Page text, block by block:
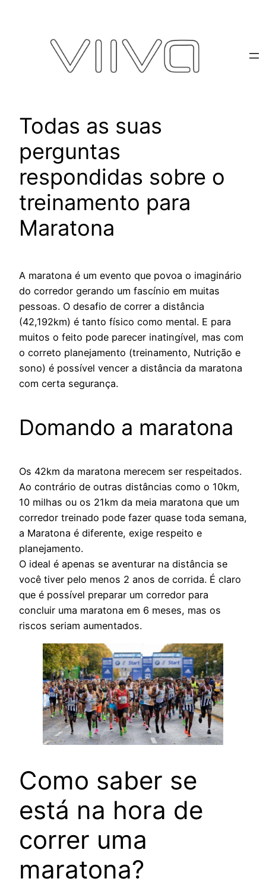
Todas as suas
perguntas
respondidas sobre o
treinamento para
Maratona
A maratona é um evento que povoa o imaginário
do corredor gerando um fascínio em muitas
pessoas. O desafio de correr a distância
(42,192km) é tanto físico como mental. E para
muitos o feito pode parecer inatingível, mas com
o correto planejamento (treinamento, Nutrição e
sono) é possível vencer a distância da maratona
com certa segurança.
Domando a maratona
Os 42km da maratona merecem ser respeitados.
Ao contrário de outras distâncias como o 10km,
10 milhas ou os 21km da meia maratona que um
corredor treinado pode fazer quase toda semana,
a Maratona é diferente, exige respeito e
planejamento.
O ideal é apenas se aventurar na distância se
você tiver pelo menos 2 anos de corrida. É claro
que é possível preparar um corredor para
concluir uma maratona em 6 meses, mas os
riscos seriam aumentados.
Como saber se
está na hora de
correr uma
maratona?